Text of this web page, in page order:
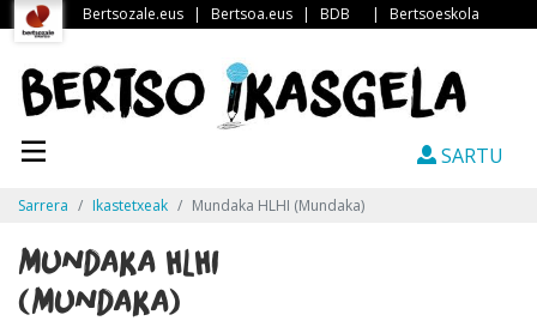
Bertsozale.eus | Bertsoa.eus | BDB | Bertsoeskola
SARTU
Sarrera Ikastetxeak Mundaka HLHI (Mundaka)
Mundaka HLHI
(Mundaka)